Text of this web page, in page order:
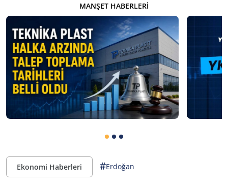
MANŞET HABERLERI
Ekonomi Haberleri #Erdoğan